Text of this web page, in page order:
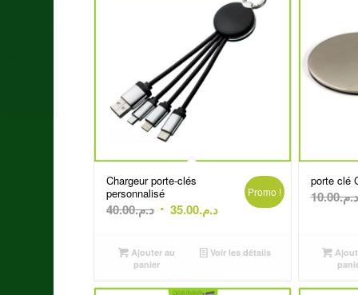
Chargeur porte-clés
personnalisé
د.م.40.00
Le
initial
était :
د.م.40.00.
د.م.35.00
Le
actuel
د.م.35.00.
Promo !
Ajouter au
panier
Voir les détails
porte clé
د.م.10.00